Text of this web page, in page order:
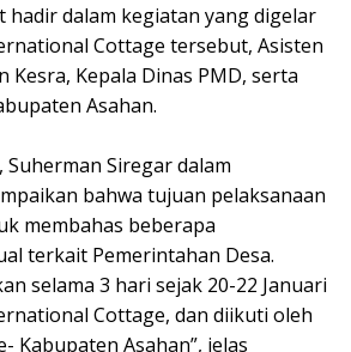
hadir dalam kegiatan yang digelar
Cottage tersebut, Asisten
Kesra, Kepala Dinas PMD, serta
Asahan.
Suherman Siregar dalam
bahwa tujuan pelaksanaan
membahas beberapa
terkait Pemerintahan Desa.
selama 3 hari sejak 20-22 Januari
Cottage, dan diikuti oleh
Kabupaten Asahan”, jelas